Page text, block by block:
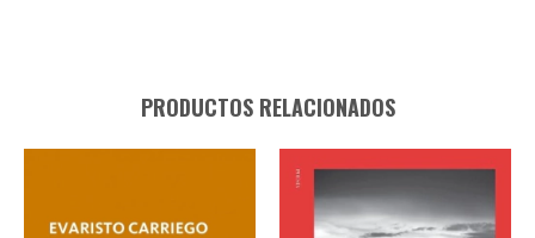
PRODUCTOS RELACIONADOS